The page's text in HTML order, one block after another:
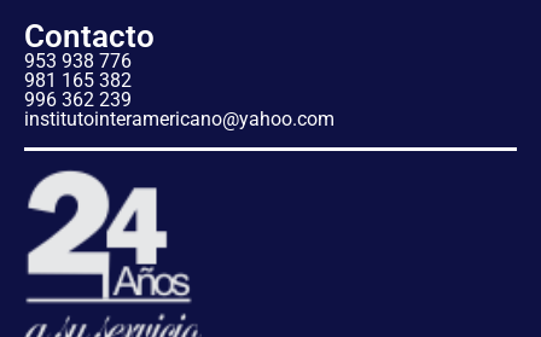
Contacto
953 938 776
981 165 382
996 362 239
institutointeramericano@yahoo.com